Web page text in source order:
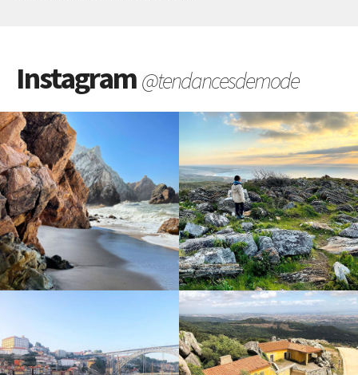
Instagram@tendancesdemode